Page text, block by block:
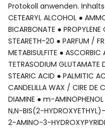
Protokoll anwenden.
CETEARYL ALCOHOL ●
BICARBONATE ●
STEARETH-20 ● PARFUM /
METABISULFITE ●
TETRASODIUM GLUTAMATE
STEARIC ACID ● PALMITIC
CANDELILLA WAX / CIRE DE
DIAMINE ● m-
N,N-BIS(2-HYDROXYETHYL)-
2-AMINO-3-